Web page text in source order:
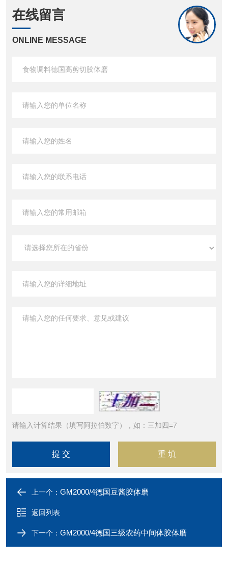
在线留言
ONLINE MESSAGE
请输入计算结果（填写阿拉伯数字），如：三加四=7
上一个： GM2000/4德国豆酱胶体磨
返回列表
下一个： GM2000/4德国三级农药中间体胶体磨